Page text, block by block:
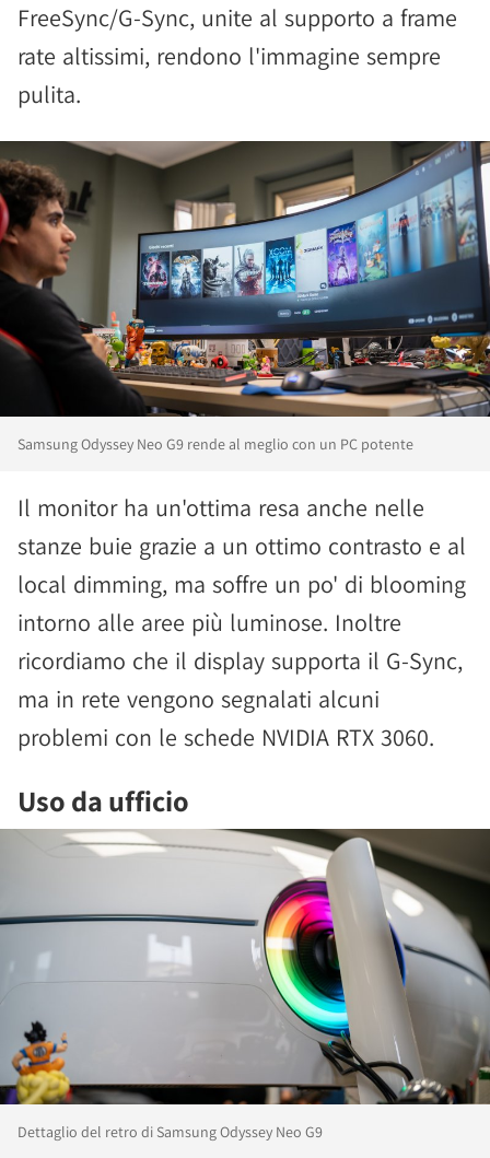
FreeSync/G-Sync, unite al supporto a frame
rate altissimi, rendono l'immagine sempre
pulita.
Samsung Odyssey Neo G9 rende al meglio con un PC potente
Il monitor ha un'ottima resa anche nelle
stanze buie grazie a un ottimo contrasto e al
local dimming, ma soffre un po' di blooming
intorno alle aree più luminose. Inoltre
ricordiamo che il display supporta il G-Sync,
ma in rete vengono segnalati alcuni
problemi con le schede NVIDIA RTX 3060.
Uso da ufficio
Dettaglio del retro di Samsung Odyssey Neo G9